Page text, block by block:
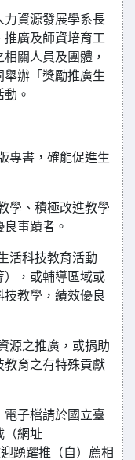
力資源發展學系長
廣及師資培育工
關人員及團體，
辦「獎勵推廣生
。
書，確能促進生
、積極改進教學
事蹟者。
科技教育活動
），或輔導區域或
教學，績效優良
之推廣，或捐助
教育之有特殊貢獻
電子檔請於國立臺
（網址
踴躍推（自）薦相